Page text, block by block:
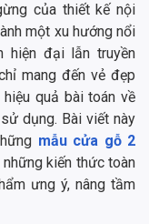
của thiết kế nội
một xu hướng nổi
hiện đại lẫn truyền
mang đến vẻ đẹp
quả bài toán về
dụng. Bài viết này
mẫu cửa gỗ 2
kiến thức toàn
ưng ý, nâng tầm